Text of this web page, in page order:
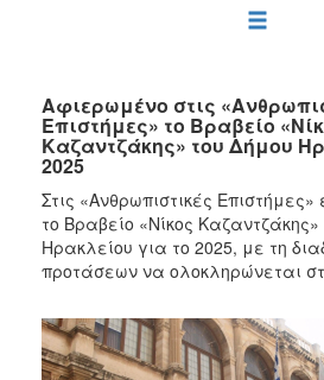
ΕΠΙΣΚΕΠΤΗΣ
ΗΡΑΚΛΕΙΟ
Αφιερωμένο στις
Επιστήμες» το Βραβείο
Καζαντζάκης» του Δήμου
2025
Στις «Ανθρωπιστικές
το Βραβείο «Νίκος
Ηρακλείου για το 2025, με τη
προτάσεων να ολοκληρώνεται